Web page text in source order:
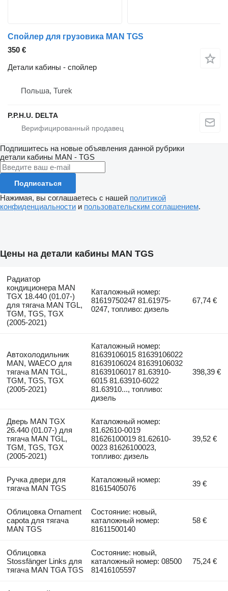
Спойлер для грузовика MAN TGS
350 €
Детали кабины - спойлер
Польша, Turek
P.P.H.U. DELTA
Подпишитесь на новые объявления данной рубрики
детали кабины MAN - TGS
Подписаться
Нажимая, вы соглашаетесь с нашей политикой
конфиденциальности и пользовательским соглашением.
Цены на детали кабины MAN TGS
Радиатор
кондиционера MAN
TGX 18.440 (01.07-)
для тягача MAN TGL,
TGM, TGS, TGX
(2005-2021)
Каталожный номер:
81619750247 81.61975-
0247, топливо: дизель
67,74 €
Автохолодильник
MAN, WAECO для
тягача MAN TGL,
TGM, TGS, TGX
(2005-2021)
Каталожный номер:
81639106015 81639106022
81639106024 81639106032
81639106017 81.63910-
6015 81.63910-6022
81.63910..., топливо:
дизель
398,39 €
Дверь MAN TGX
26.440 (01.07-) для
тягача MAN TGL,
TGM, TGS, TGX
(2005-2021)
Каталожный номер:
81.62610-0019
81626100019 81.62610-
0023 81626100023,
топливо: дизель
39,52 €
Ручка двери для
тягача MAN TGS
Каталожный номер:
81615405076
39 €
Облицовка Ornament
capota для тягача
MAN TGS
Состояние: новый,
каталожный номер:
81611500140
58 €
Облицовка
Stossfänger Links для
тягача MAN TGA TGS
Состояние: новый,
каталожный номер: 08500
81416105597
75,24 €